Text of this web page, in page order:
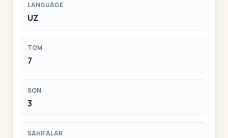
LANGUAGE
UZ
TOM
7
SON
3
SAHIFALAR